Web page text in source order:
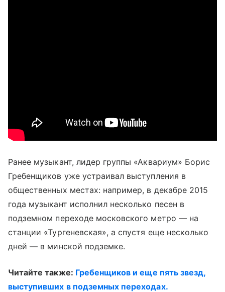
Ранее музыкант, лидер группы «Аквариум» Борис
Гребенщиков уже устраивал выступления в
общественных местах: например, в декабре 2015
года музыкант исполнил несколько песен в
подземном переходе московского метро — на
станции «Тургеневская», а спустя еще несколько
дней — в минской подземке.
Читайте также: Гребенщиков и еще пять звезд,
выступивших в подземных переходах.